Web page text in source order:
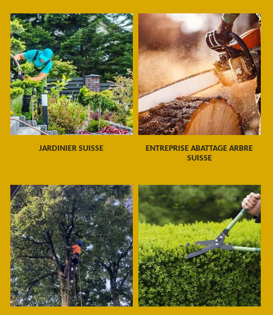
JARDINIER SUISSE
ENTREPRISE ABATTAGE ARBRE
SUISSE